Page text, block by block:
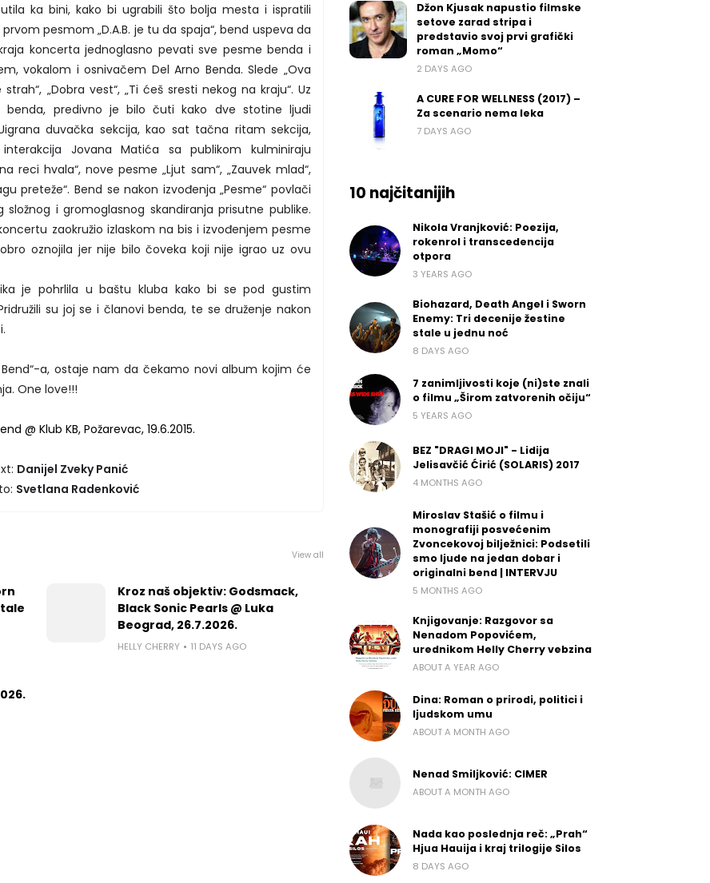
ka bini, kako bi ugrabili što bolja mesta i ispratili
pesmom „D.A.B. je tu da spaja“, bend uspeva da
koncerta jednoglasno pevati sve pesme benda i
vokalom i osnivačem Del Arno Benda. Slede „Ova
„Dobra vest“, „Ti ćeš sresti nekog na kraju“. Uz
benda, predivno je bilo čuti kako dve stotine ljudi
duvačka sekcija, kao sat tačna ritam sekcija,
Jovana Matića sa publikom kulminiraju
reci hvala“, nove pesme „Ljut sam“, „Zauvek mlad“,
preteže“. Bend se nakon izvođenja „Pesme“ povlači
i gromoglasnog skandiranja prisutne publike.
zaokružio izlaskom na bis i izvođenjem pesme
oznojila jer nije bilo čoveka koji nije igrao uz ovu
je pohrlila u baštu kluba kako bi se pod gustim
su joj se i članovi benda, te se druženje nakon
a, ostaje nam da čekamo novi album kojim će
One love!!!
Danijel Zveky Panić
Svetlana Radenković
View all
Kroz naš objektiv: Godsmack,
Black Sonic Pearls @ Luka
Beograd, 26.7.2026.
HELLY CHERRY 11 DAYS AGO
Džon Kjusak napustio filmske
setove zarad stripa i
predstavio svoj prvi grafički
roman „Momo“
2 DAYS AGO
A CURE FOR WELLNESS (2017) –
Za scenario nema leka
7 DAYS AGO
10 najčitanijih
Nikola Vranjković: Poezija,
rokenrol i transcedencija
otpora
3 YEARS AGO
Biohazard, Death Angel i Sworn
Enemy: Tri decenije žestine
stale u jednu noć
8 DAYS AGO
7 zanimljivosti koje (ni)ste znali
o filmu „Širom zatvorenih očiju“
5 YEARS AGO
BEZ "DRAGI MOJI" - Lidija
Jelisavčić Ćirić (SOLARIS) 2017
4 MONTHS AGO
Miroslav Stašić o filmu i
monografiji posvećenim
Zvoncekovoj bilježnici: Podsetili
smo ljude na jedan dobar i
originalni bend | INTERVJU
5 MONTHS AGO
Knjigovanje: Razgovor sa
Nenadom Popovićem,
urednikom Helly Cherry vebzina
ABOUT A YEAR AGO
Dina: Roman o prirodi, politici i
ljudskom umu
ABOUT A MONTH AGO
Nenad Smiljković: CIMER
ABOUT A MONTH AGO
Nada kao poslednja reč: „Prah“
Hjua Hauija i kraj trilogije Silos
8 DAYS AGO